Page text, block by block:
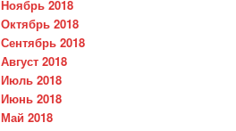
Ноябрь 2018
Октябрь 2018
Сентябрь 2018
Август 2018
Июль 2018
Июнь 2018
Май 2018